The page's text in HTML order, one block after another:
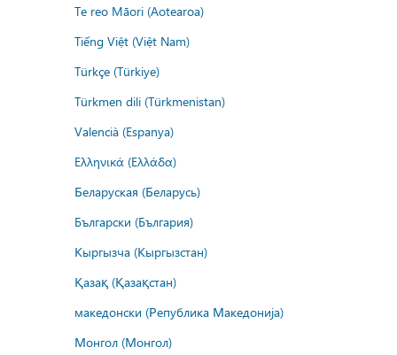
Te reo Māori (Aotearoa)
Tiếng Việt (Việt Nam)
Türkçe (Türkiye)
Türkmen dili (Türkmenistan)
Valencià (Espanya)
Ελληνικά (Ελλάδα)
Беларуская (Беларусь)
Български (България)
Кыргызча (Кыргызстан)
Қазақ (Қазақстан)
македонски (Република Македонија)
Монгол (Монгол)